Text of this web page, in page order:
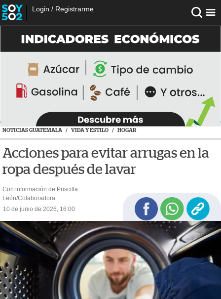
Login / Registrarme
NOTICIAS GUATEMALA / VIDA Y ESTILO / HOGAR
Acciones para evitar arrugas en la
ropa después de lavar
Con información de Priscilla
León/Colaboradora
10 de junio de 2026, 16:00